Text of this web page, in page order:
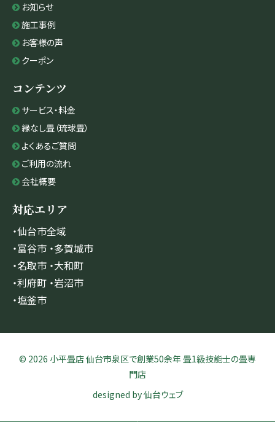
お知らせ
施工事例
お客様の声
クーポン
コンテンツ
サービス・料金
縁なし畳（琉球畳）
よくあるご質問
ご利用の流れ
会社概要
対応エリア
・仙台市全域
・富谷市 ・多賀城市
・名取市 ・大和町
・利府町 ・岩沼市
・塩釜市
© 2026 小平畳店 仙台市泉区で創業50余年 畳1級技能士の畳専
門店
designed by仙台ウェブ